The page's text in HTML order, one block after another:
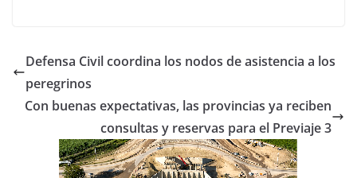
e
b
o
o
k
er s
p
p
p
tir
Defensa Civil coordina los nodos de asistencia a los
peregrinos
Con buenas expectativas, las provincias ya reciben
consultas y reservas para el Previaje 3